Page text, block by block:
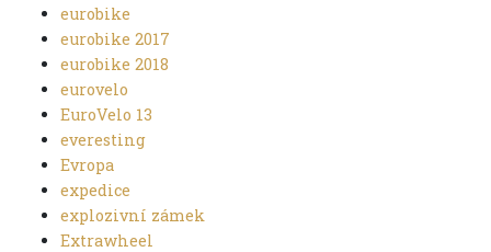
eurobike
eurobike 2017
eurobike 2018
eurovelo
EuroVelo 13
everesting
Evropa
expedice
explozivní zámek
Extrawheel